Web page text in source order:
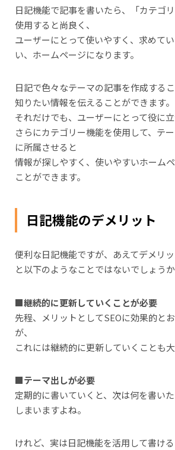
日記機能で記事を書いたら、「カテゴ
使用すると尚良く、
ユーザーにとって使いやすく、求めて
い、ホームページになります。
日記で色々なテーマの記事を作成する
知りたい情報を伝えることができます。
それだけでも、ユーザーにとって役に立
さらにカテゴリー機能を使用して、テ
に所属させると
情報が探しやすく、使いやすいホーム
ことができます。
日記機能のデメリット
便利な日記機能ですが、あえてデメリ
と以下のようなことではないでしょうか
■継続的に更新していくことが必要
先程、メリットとしてSEOに効果的と
が、
これには継続的に更新していくことも大
■テーマ出しが必要
定期的に書いていくと、次は何を書い
しまいますよね。
けれど、実は日記機能を活用して書け